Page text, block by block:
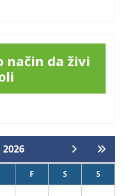
način da živi
2026
F S S